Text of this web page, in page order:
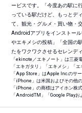
ービスです。「今度あの駅に
っている駅だけど、もっとデ
て、観光・グルメ・買い物・
Androidアプリをインストー
やエキメシの投稿」「全国の
たをワクワクさせるセレンデ
「ekinote／エキノート」は三菱
「エキガタリ」「エキメシ」「
「App Store」はApple Inc.のサ
「iPhone」は米国およびその他
「iPhone」の商標はアイホン株
「AndroidTM 」「Google Playお